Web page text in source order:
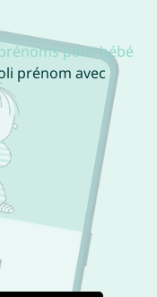
pour bébé
prénom avec